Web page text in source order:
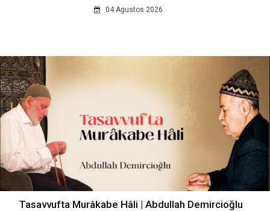
04 Agustos 2026
Tasavvufta Murâkabe Hâli | Abdullah Demircioğlu